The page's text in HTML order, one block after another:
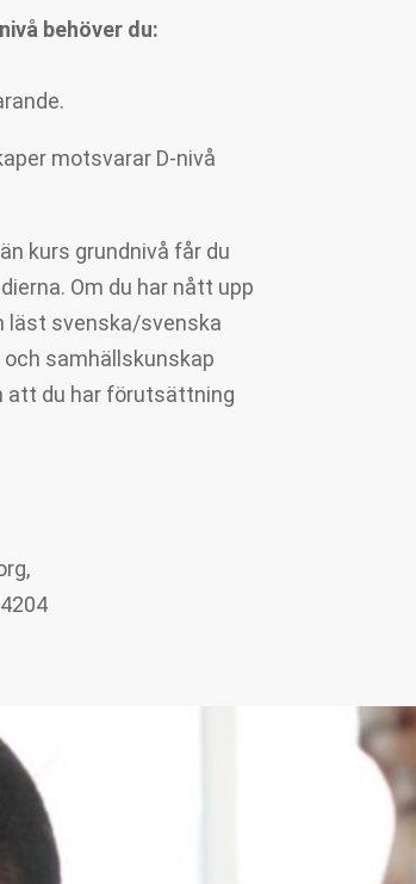
behöver du:
motsvarar D-nivå
kurs grundnivå får du
Om du har nått upp
läst svenska/svenska
samhällskunskap
att du har förutsättning